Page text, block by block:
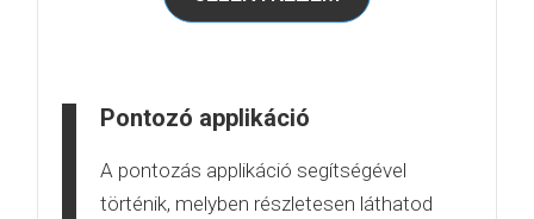
Pontozó applikáció
A pontozás applikáció segítségével
történik, melyben részletesen láthatod